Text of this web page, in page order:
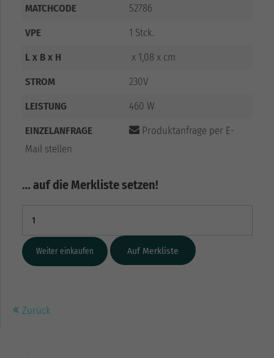
MATCHCODE
52786
VPE
1 Stck.
L x B x H
x 1,08 x cm
STROM
230V
LEISTUNG
460 W
EINZELANFRAGE
Produktanfrage per E-
Mail stellen
… auf die Merkliste setzen!
Weiter einkaufen
Zurück